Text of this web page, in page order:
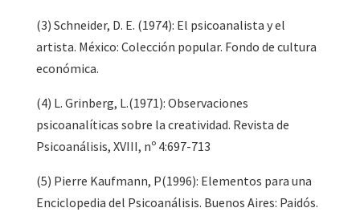
(3) Schneider, D. E. (1974): El psicoanalista y el
artista. México: Colección popular. Fondo de cultura
económica.
(4) L. Grinberg, L.(1971): Observaciones
psicoanalíticas sobre la creatividad. Revista de
Psicoanálisis, XVIII, nº 4:697-713
(5) Pierre Kaufmann, P(1996): Elementos para una
Enciclopedia del Psicoanálisis. Buenos Aires: Paidós.